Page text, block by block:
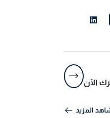
الآن
المزيد